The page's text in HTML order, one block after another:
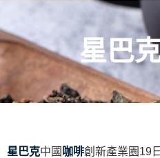
星巴
星巴克中國 咖啡創新產業園19